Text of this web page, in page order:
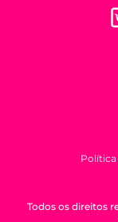
Todos os direitos